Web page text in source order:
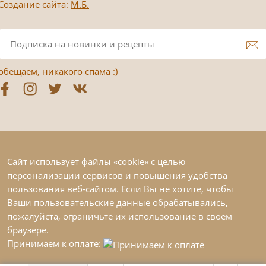
сайта: М.Б.
никакого спама :)
Сайт использует файлы «cookie» с целью
персонализации сервисов и повышения удобства
пользования веб-сайтом. Если Вы не хотите, чтобы
Ваши пользовательские данные обрабатывались,
пожалуйста, ограничьте их использование в своём
браузере.
Принимаем к оплате: